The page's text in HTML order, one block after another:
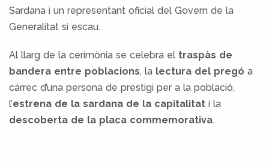
Sardana i un representant oficial del Govern de la
Generalitat si escau.
Al llarg de la cerimònia se celebra el traspàs de
bandera entre poblacions, la lectura del pregó a
càrrec d’una persona de prestigi per a la població,
l’estrena de la sardana de la capitalitat i la
descoberta de la placa commemorativa.